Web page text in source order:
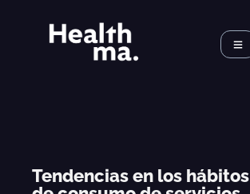
Tendencias en los hábitos